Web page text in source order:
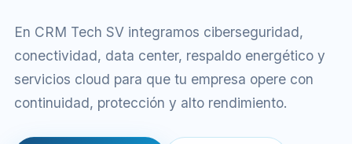
En CRM Tech SV integramos ciberseguridad,
conectividad, data center, respaldo energético y
servicios cloud para que tu empresa opere con
continuidad, protección y alto rendimiento.